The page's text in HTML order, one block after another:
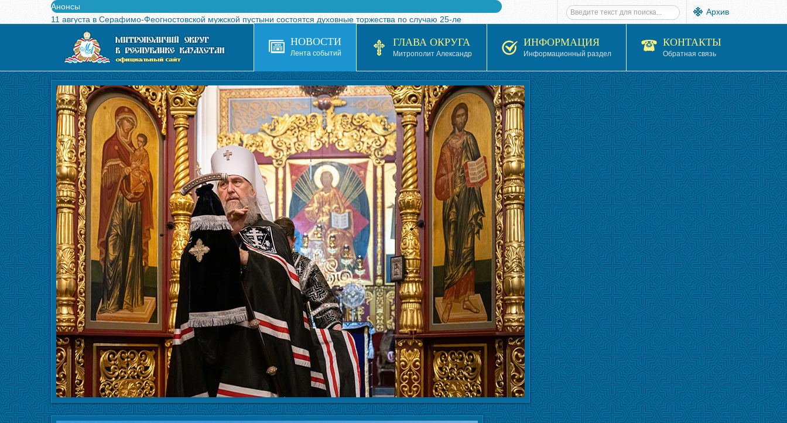
Анонсы
11 августа в Серафимо-Феогностовской мужской пустыни состоятся духовные торжества по случаю 25-ле
Выпущен в свет буклет о проведении Международного турнира по волейболу, посвященного 25-летию обр
Вышел в свет новый номер журнала «Свет Православия в Казахстане»
Вышла в свет монография «Управляющие Алма-Атинской епархией Русской Православной Церкви в 1927–19
Алма-Атинская духовная семинария объявляет прием документов на 2026-2027 учебный год
Архив
НОВОСТИ
Лента событий
ГЛАВА ОКРУГА
Митрополит Александр
ИНФОРМАЦИЯ
Информационный раздел
КОНТАКТЫ
Обратная связь